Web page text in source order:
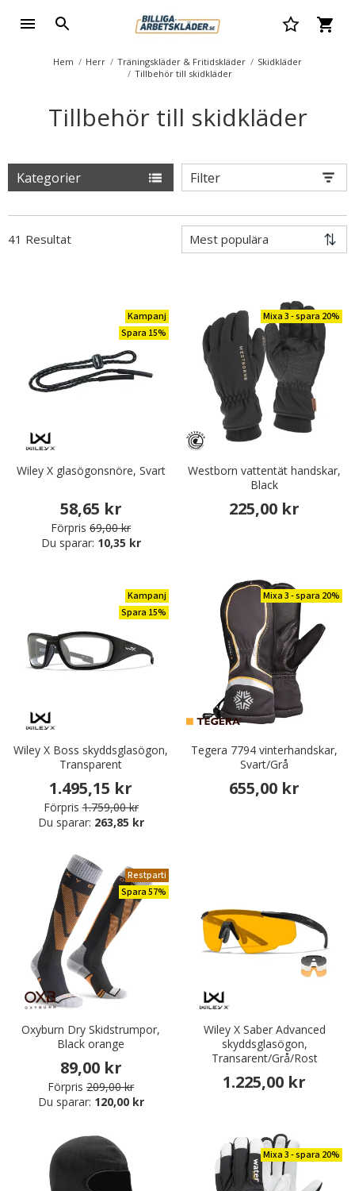
Hem Herr Träningskläder & Fritidskläder
Skidkläder
Tillbehör till skidkläder
Tillbehör till skidkläder
Kategorier Filter
41 Resultat
Kampanj
Spara 15%
Wiley X glasögonsnöre, Svart
58,65 kr
Förpris 69,00 kr
Du sparar: 10,35 kr
Mixa 3 - spara 20%
Westborn vattentät handskar,
Black
225,00 kr
Kampanj
Spara 15%
Wiley X Boss skyddsglasögon,
Transparent
1.495,15 kr
Förpris 1.759,00 kr
Du sparar: 263,85 kr
Mixa 3 - spara 20%
Tegera 7794 vinterhandskar,
Svart/Grå
655,00 kr
Restparti
Spara 57%
Oxyburn Dry Skidstrumpor,
Black orange
89,00 kr
Förpris 209,00 kr
Du sparar: 120,00 kr
Wiley X Saber Advanced
skyddsglasögon,
Transarent/Grå/Rost
1.225,00 kr
Mixa 3 - spara 20%